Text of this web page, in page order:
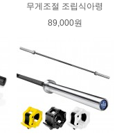
무게조절 조립식아령
89,000원